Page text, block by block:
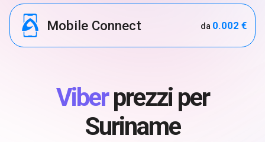
Mobile Connect da 0.002 €
Viberprezzi per
Suriname